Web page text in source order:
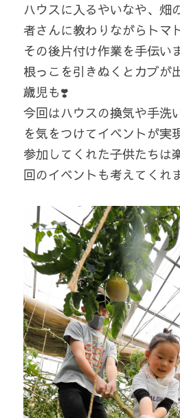
ハウスに入るやいなや、畑
者さんに教わりながらトマ
その後片付け作業を手伝い
根っこを引きぬくとカブが
歳児も❣️
今回はハウスの換気や手洗
を気をつけてイベントが実
参加してくれた子供たちは
回のイベントも考えてくれ